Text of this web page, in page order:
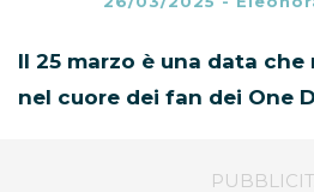
Il 25 marzo è una data che
nel cuore dei fan dei One